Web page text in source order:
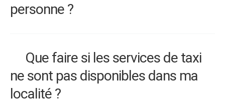
personne ?
Que faire si les services de taxi
ne sont pas disponibles dans ma
localité ?